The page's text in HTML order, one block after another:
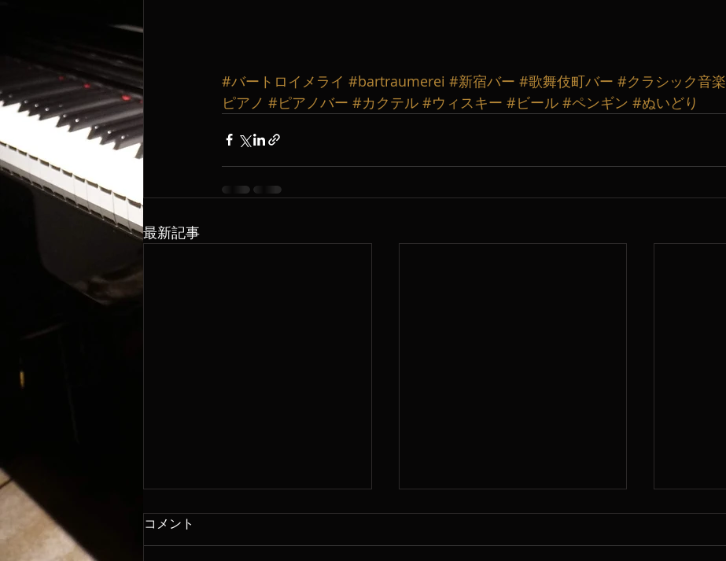
#バートロイメライ #bartraumerei #新宿バー #歌舞伎町バー #クラシック音楽
ピアノ #ピアノバー #カクテル #ウィスキー #ビール #ペンギン #ぬいどり
最新記事
コメント